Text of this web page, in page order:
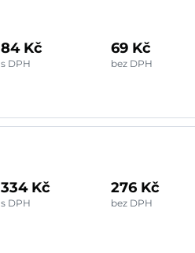
84 Kč
s DPH
69 Kč
bez DPH
334 Kč
s DPH
276 Kč
bez DPH